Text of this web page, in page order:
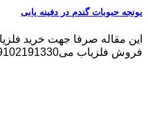
یونجه حبوبات گندم در دفینه یابی
این مقاله صرفا جهت خرید
فروش فلزیاب می09102191330